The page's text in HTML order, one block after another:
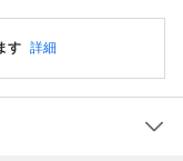
す 詳細